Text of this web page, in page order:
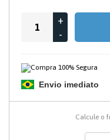
+
-
Envio imediato
Calcule o